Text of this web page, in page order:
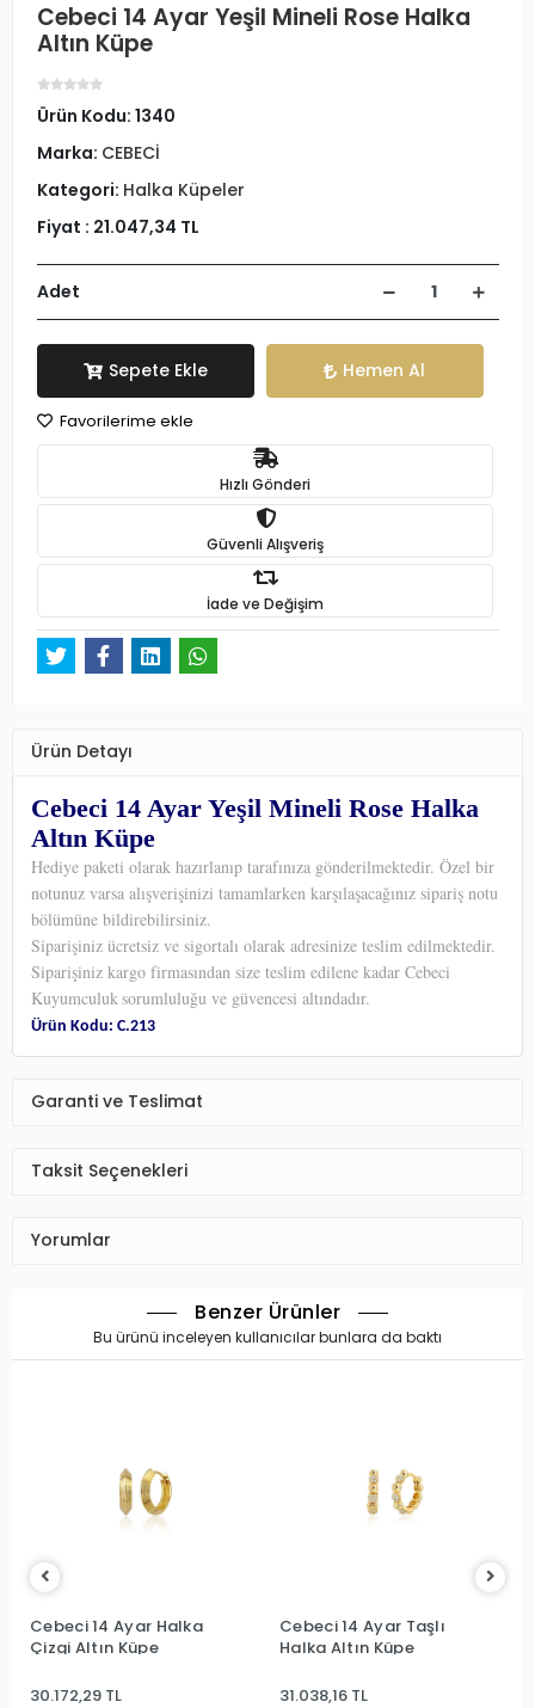
Cebeci 14 Ayar Yeşil Mineli Rose Halka
Altın Küpe
Ürün Kodu: 1340
Marka: CEBECİ
Kategori: Halka Küpeler
Fiyat : 21.047,34 TL
Adet
Sepete Ekle Hemen Al
Favorilerime ekle
Hızlı Gönderi
Güvenli Alışveriş
İade ve Değişim
Ürün Detayı
Cebeci 14 Ayar Yeşil Mineli Rose Halka
Altın Küpe
Hediye paketi olarak hazırlanıp tarafınıza gönderilmektedir. Özel bir
notunuz varsa alışverişinizi tamamlarken karşılaşacağınız sipariş notu
bölümüne bildirebilirsiniz.
Siparişiniz ücretsiz ve sigortalı olarak adresinize teslim edilmektedir.
Siparişiniz kargo firmasından size teslim edilene kadar Cebeci
Kuyumculuksorumluluğu ve güvencesi altındadır.
Ürün Kodu: C.213
Garanti ve Teslimat
Taksit Seçenekleri
Yorumlar
Benzer Ürünler
Bu ürünü inceleyen kullanıcılar bunlara da baktı
Cebeci 14 Ayar Halka
Çizgi Altın Küpe
30.172,29 TL
Cebeci 14 Ayar Taşlı
Halka Altın Küpe
31.038,16 TL